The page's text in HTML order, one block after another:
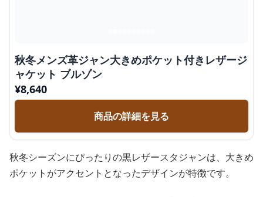
秋冬メンズ革ジャン大きめポケット付きレザージ
ャケット ブルゾン
¥8,640
商品の詳細を見る
秋冬シーズンにぴったりの黒レザースタジャンは、大きめ
ポケットがアクセントとなったデザインが特徴です。